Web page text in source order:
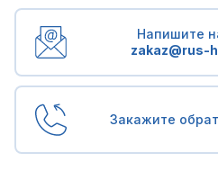
Напишите
zakaz@rus-
Закажите